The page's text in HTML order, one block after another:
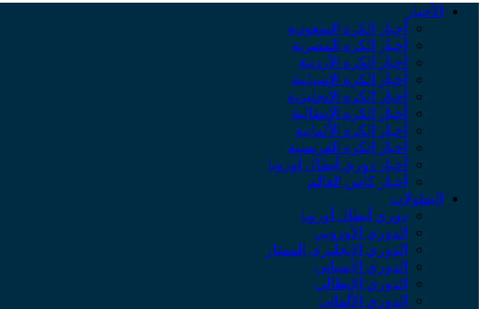
الأخبار
أخبار الكرة السعودية
أخبار الكرة المصرية
أخبار الكرة الأردنية
أخبار الكرة الإسبانية
أخبار الكرة الإنجليزية
أخبار الكرة الإيطالية
أخبار الكرة الألمانية
أخبار الكرة الفرنسية
أخبار دوري أبطال أوروبا
أخبار كأس العالم
البطولات
دوري أبطال أوروبا
الدوري الأوروبي
الدوري الإنجليزي الممتاز
الدوري الإسباني
الدوري الإيطالي
الدوري الألماني